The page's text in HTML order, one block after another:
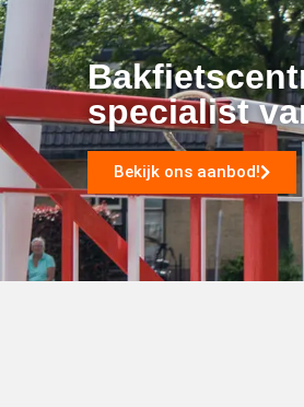
specialist
Bekijk ons aanbod!